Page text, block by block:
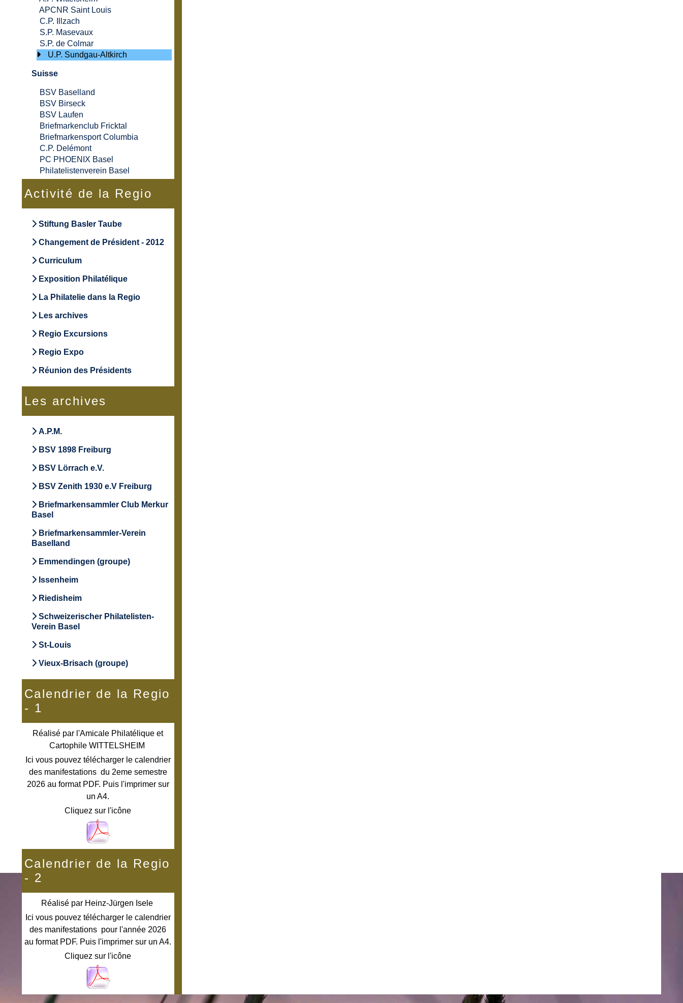
APCNR Saint Louis
C.P. Illzach
S.P. Masevaux
S.P. de Colmar
U.P. Sundgau-Altkirch
Suisse
BSV Baselland
BSV Birseck
BSV Laufen
Briefmarkenclub Fricktal
Briefmarkensport Columbia
C.P. Delémont
PC PHOENIX Basel
Philatelistenverein Basel
Activité de la Regio
Stiftung Basler Taube
Changement de Président - 2012
Curriculum
Exposition Philatélique
La Philatelie dans la Regio
Les archives
Regio Excursions
Regio Expo
Réunion des Présidents
Les archives
A.P.M.
BSV 1898 Freiburg
BSV Lörrach e.V.
BSV Zenith 1930 e.V Freiburg
Briefmarkensammler Club Merkur
Basel
Briefmarkensammler-Verein
Baselland
Emmendingen (groupe)
Issenheim
Riedisheim
Schweizerischer Philatelisten-
Verein Basel
St-Louis
Vieux-Brisach (groupe)
Calendrier de la Regio
- 1
Réalisé par l'Amicale Philatélique et
Cartophile WITTELSHEIM
Ici vous pouvez télécharger le calendrier
des manifestations du 2eme semestre
2026 au format PDF. Puis l'imprimer sur
un A4.
Cliquez sur l'icône
Calendrier de la Regio
- 2
Réalisé par Heinz-Jürgen Isele
Ici vous pouvez télécharger le calendrier
des manifestations pour l'année 2026
au format PDF. Puis l'imprimer sur un A4.
Cliquez sur l'icône